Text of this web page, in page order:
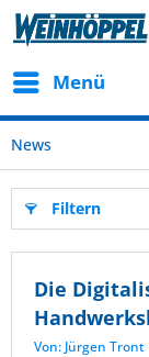
Menü
News
Filtern
Die
Von: Jürgen Tront